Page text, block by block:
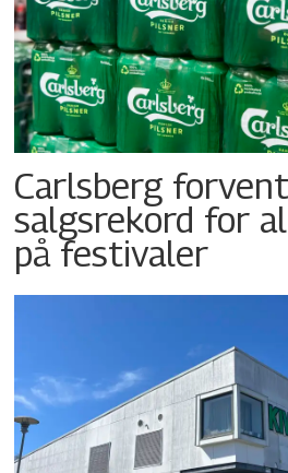
Carlsberg
salgsrekord for
på festivaler